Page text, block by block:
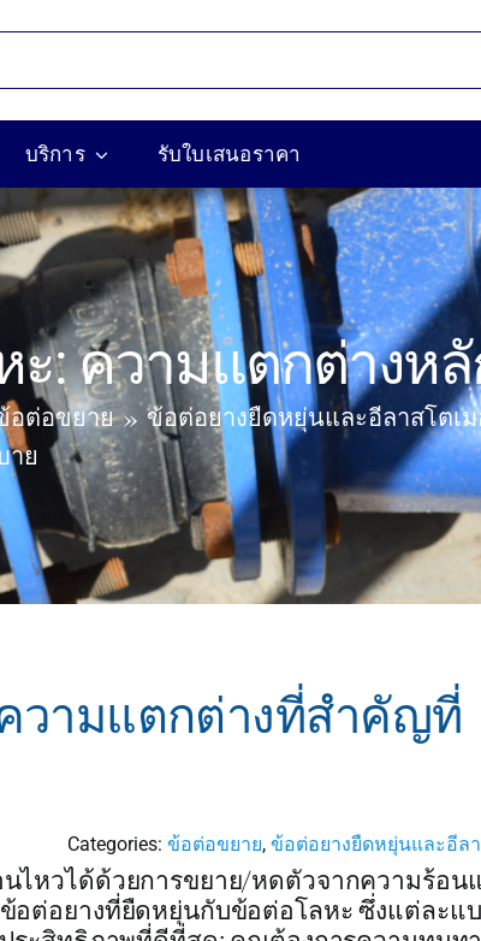
บริการ รับใบเสนอราคา
: ความแตกต่างห
อต่อขยาย
ข้อต่อยางยืดหยุ่นและอีลาสโตเ
าย
วามแตกต่างที่สำคัญที่
Categories:ข้อต่อขยาย,ข้อต่อยางยืดหยุ่นและอีล
ไหวได้ด้วยการขยาย/หดตัวจากความร้อน
อต่อยางที่ยืดหยุ่นกับข้อต่อโลหะ ซึ่งแต่ละแ